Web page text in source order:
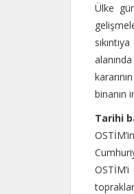
Ülke
binanın
Tarihi